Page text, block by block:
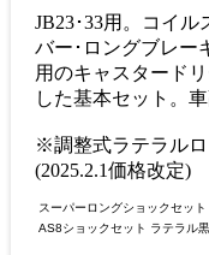
JB23･33用。コイ
バー･ロングブレー
用のキャスタード
した基本セット。
※調整式ラテラルロ
(2025.2.1価格改定)
スーパーロングショックセッ
AS8ショックセット ラテラル黒